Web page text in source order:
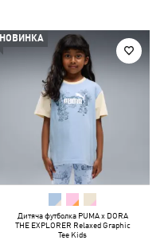
НОВИНКА
Дитяча футболка PUMA x DORA
THE EXPLORER Relaxed Graphic
Tee Kids